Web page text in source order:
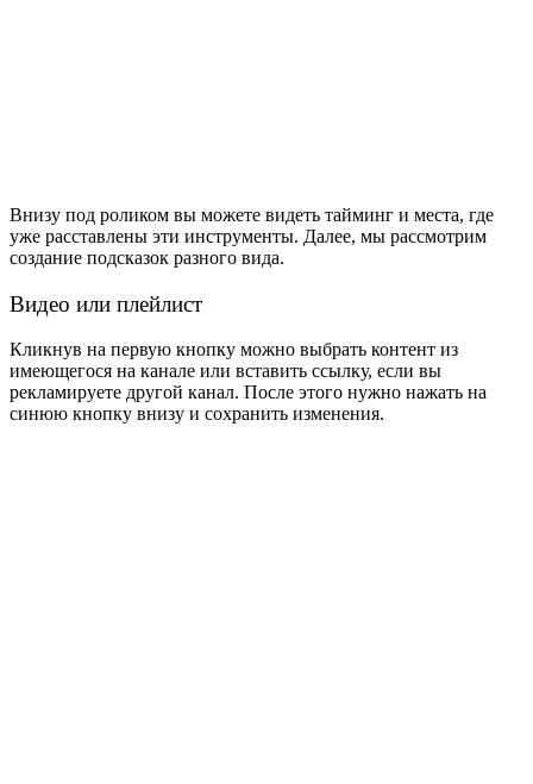
Внизу под роликом вы можете видеть тайминг и места, где
уже расставлены эти инструменты. Далее, мы рассмотрим
создание подсказок разного вида.
Видео или плейлист
Кликнув на первую кнопку можно выбрать контент из
имеющегося на канале или вставить ссылку, если вы
рекламируете другой канал. После этого нужно нажать на
синюю кнопку внизу и сохранить изменения.